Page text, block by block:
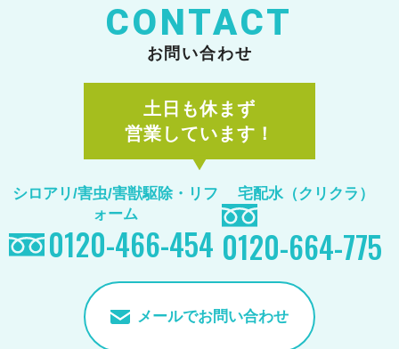
CONTACT
お問い合わせ
土日も休まず
営業しています！
シロアリ/害虫/害獣駆除・リフ
ォーム
0120-466-454
宅配水（クリクラ）
0120-664-775
メールでお問い合わせ